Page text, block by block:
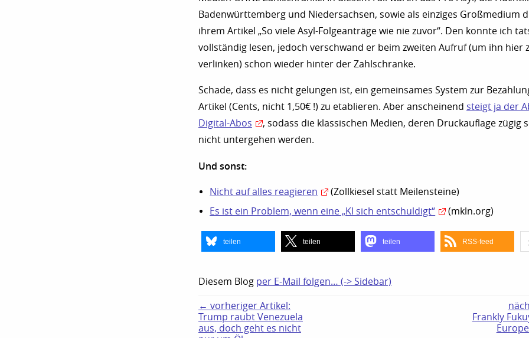
Badenwürttemberg und Niedersachsen, sowie als einziges Großmedium
ihrem Artikel „So viele Asyl-Folgeanträge wie nie zuvor“. Den konnte ich
vollständig lesen, jedoch verschwand er beim zweiten Aufruf (um ihn hier
verlinken) schon wieder hinter der Zahlschranke.
Schade, dass es nicht gelungen ist, ein gemeinsames System zur
Artikel (Cents, nicht 1,50€ !) zu etablieren. Aber anscheinend steigt ja der
Digital-Abos
, sodass die klassischen Medien, deren Druckauflage zügig
nicht untergehen werden.
Und sonst:
Nicht auf alles reagieren
(Zollkiesel statt Meilensteine)
Es ist ein Problem, wenn eine „KI sich entschuldigt“
(mkln.org)
teilen teilen teilen RSS-feed
Diesem Blog per E-Mail folgen… (-> Sidebar)
← vorheriger Artikel:
Trump raubt Venezuela
aus, doch geht es nicht
Frankly